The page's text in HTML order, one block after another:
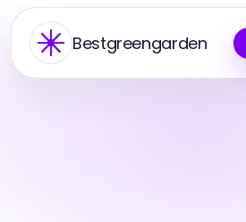
Bestgreengarden